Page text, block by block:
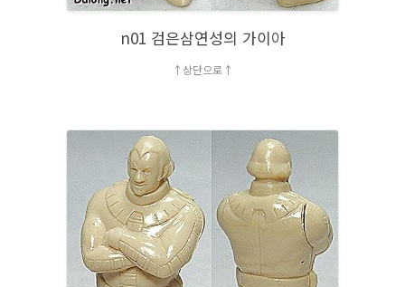
n01 검은삼연성의 가이아
↑상단으로↑